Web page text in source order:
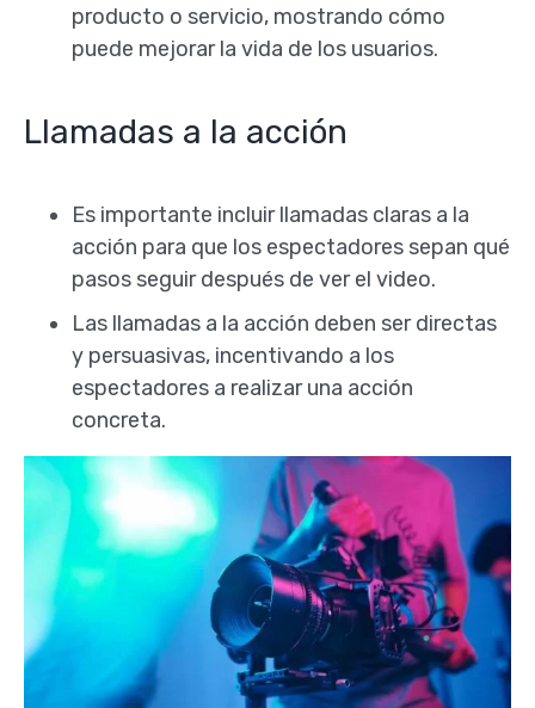
producto o servicio, mostrando cómo
puede mejorar la vida de los usuarios.
Llamadas a la acción
Es importante incluir llamadas claras a la
acción para que los espectadores sepan qué
pasos seguir después de ver el video.
Las llamadas a la acción deben ser directas
y persuasivas, incentivando a los
espectadores a realizar una acción
concreta.